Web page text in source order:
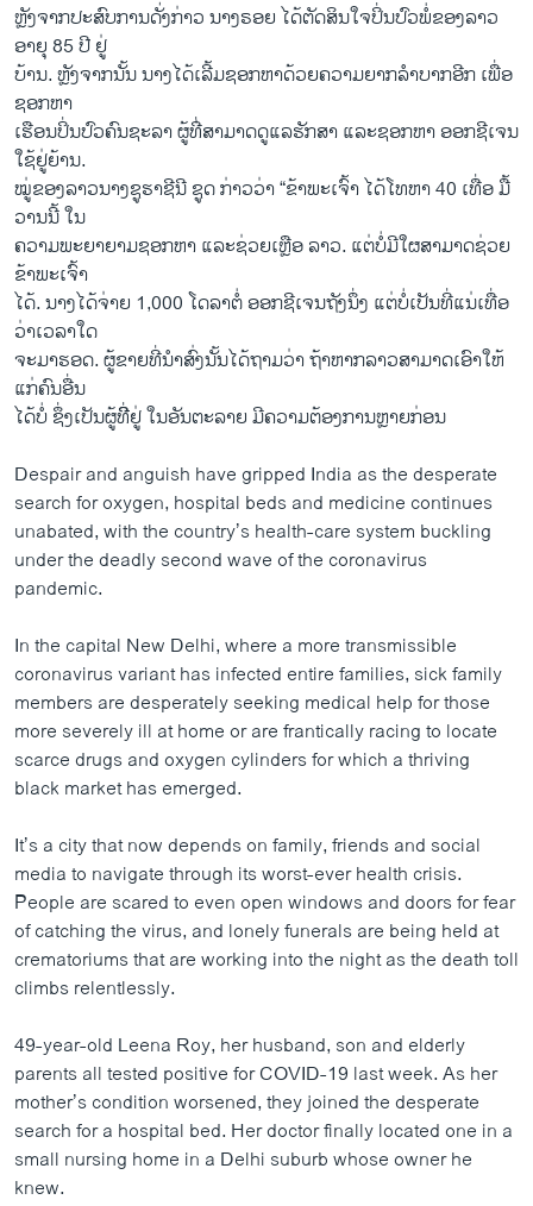
ຫຼັງຈາກປະສົບການດັ່ງກ່າວ ນາງຣອຍ ໄດ້ຕັດສິນໃຈປິ່ນປົວພໍ່ຂອງລາວ
ອາຍຸ 85 ປີ ຢູ່
ບ້ານ. ຫຼັງຈາກນັ້ນ ນາງໄດ້ເລີ້ມຊອກຫາດ້ວຍຄວາມຍາກລໍາບາກອີກ ເພື່ອ
ຊອກຫາ
ເຮືອນປິ່ນປົວຄົນຊະລາ ຜູ້ທ່ີ່ສາມາດດູແລຮັກສາ ແລະຊອກຫາ ອອກຊີເຈນ
ໃຊ້ຢູ່ຍ້ານ.
ໝູ່ຂອງລາວນາງຊູຮາຊີນີ ຊູດ ກ່າວວ່າ “ຂ້າພະເຈົ້າ ໄດ້ໂທຫາ 40 ເທື່ອ ມື້
ວານນີ້ ໃນ
ຄວາມພະຍາຍາມຊອກຫາ ແລະຊ່ວຍເຫຼືອ ລາວ. ແຕ່ບໍ່ມີໃຜສາມາດຊ່ວຍ
ຂ້າພະເຈົ້າ
ໄດ້. ນາງໄດ້ຈ່າຍ 1,000 ໂດລາຕໍ່ ອອກຊີເຈນຖັງນຶ່ງ ແຕ່ບໍ່ເປັນທີ່ແນ່ເທື່ອ
ວ່າເວລາໃດ
ຈະມາຮອດ. ຜູ້ຂາຍທີ່ນຳສົ່ງນັ້ນໄດ້ຖາມວ່າ ຖ້າຫາກລາວສາມາດເອົາໃຫ້
ແກ່ຄົນອື່ນ
ໄດ້ບໍ່ ຊຶ່ງເປັນຜູ້ທີີ່ຢູ່ ໃນອັນຕະລາຍ ມີຄວາມຕ້ອງການຫຼາຍກ່ອນ
Despair and anguish have gripped India as the desperate
search for oxygen, hospital beds and medicine continues
unabated, with the country’s health-care system buckling
under the deadly second wave of the coronavirus
pandemic.
In the capital New Delhi, where a more transmissible
coronavirus variant has infected entire families, sick family
members are desperately seeking medical help for those
more severely ill at home or are frantically racing to locate
scarce drugs and oxygen cylinders for which a thriving
black market has emerged.
It’s a city that now depends on family, friends and social
media to navigate through its worst-ever health crisis.
People are scared to even open windows and doors for fear
of catching the virus, and lonely funerals are being held at
crematoriums that are working into the night as the death toll
climbs relentlessly.
49-year-old Leena Roy, her husband, son and elderly
parents all tested positive for COVID-19 last week. As her
mother’s condition worsened, they joined the desperate
search for a hospital bed. Her doctor finally located one in a
small nursing home in a Delhi suburb whose owner he
knew.